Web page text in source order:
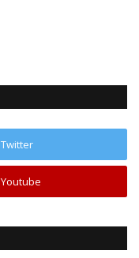
Twitter
Youtube